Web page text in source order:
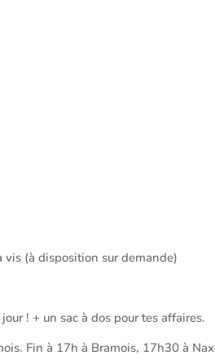
vis (à disposition sur demande)
! + un sac à dos pour tes affaires.
Fin à 17h à Bramois, 17h30 à Nax